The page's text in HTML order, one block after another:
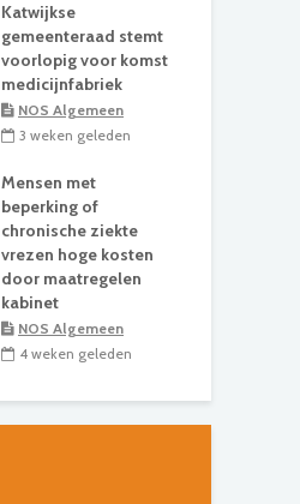
Katwijkse
gemeenteraad stemt
voorlopig voor komst
medicijnfabriek
NOS Algemeen
3 weken geleden
Mensen met
beperking of
chronische ziekte
vrezen hoge kosten
door maatregelen
kabinet
NOS Algemeen
4 weken geleden